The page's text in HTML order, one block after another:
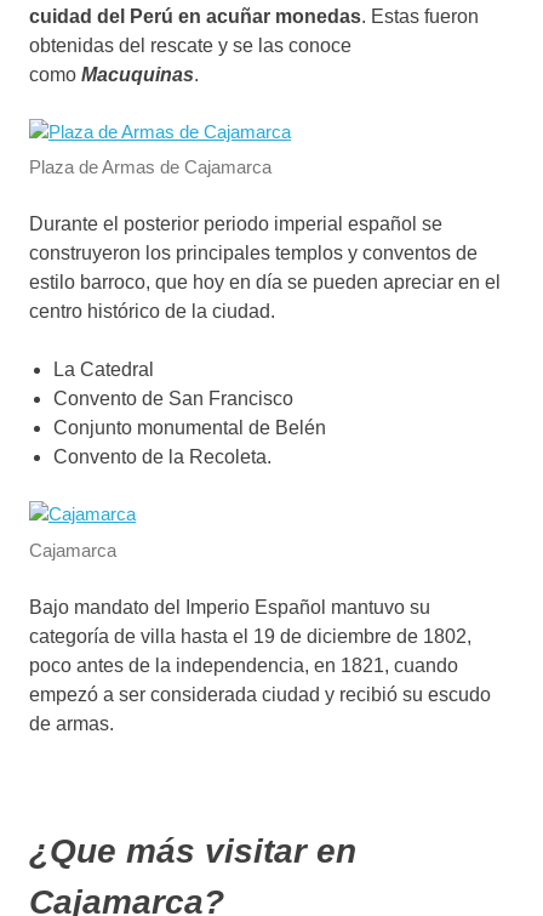
cuidad del Perú en acuñar monedas. Estas fueron
obtenidas del rescate y se las conoce
como Macuquinas.
Plaza de Armas de Cajamarca
Durante el posterior periodo imperial español se
construyeron los principales templos y conventos de
estilo barroco, que hoy en día se pueden apreciar en el
centro histórico de la ciudad.
La Catedral
Convento de San Francisco
Conjunto monumental de Belén
Convento de la Recoleta.
Cajamarca
Bajo mandato del Imperio Español mantuvo su
categoría de villa hasta el 19 de diciembre de 1802,
poco antes de la independencia, en 1821, cuando
empezó a ser considerada ciudad y recibió su escudo
de armas.
¿Que más visitar en
Cajamarca?